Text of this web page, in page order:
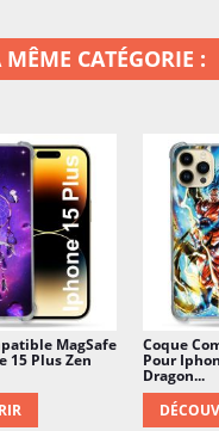
CATÉGORIE :
MagSafe
15 Plus Zen
Coque
Pour
Dragon...